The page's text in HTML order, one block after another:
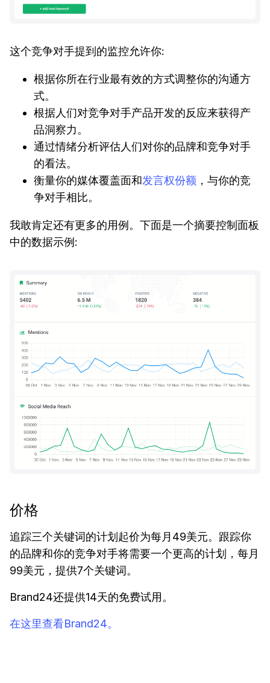
这个竞争对手提到的监控允许你:
根据你所在行业最有效的方式调整你的沟通方
式。
根据人们对竞争对手产品开发的反应来获得产
品洞察力。
通过情绪分析评估人们对你的品牌和竞争对手
的看法。
衡量你的媒体覆盖面和发言权份额 ，与你的竞
争对手相比。
我敢肯定还有更多的用例。下面是一个摘要控制面板
中的数据示例:
价格
追踪三个关键词的计划起价为每月49美元。跟踪你
的品牌和你的竞争对手将需要一个更高的计划，每月
99美元，提供7个关键词。
Brand24还提供14天的免费试用。
在这里查看Brand24。